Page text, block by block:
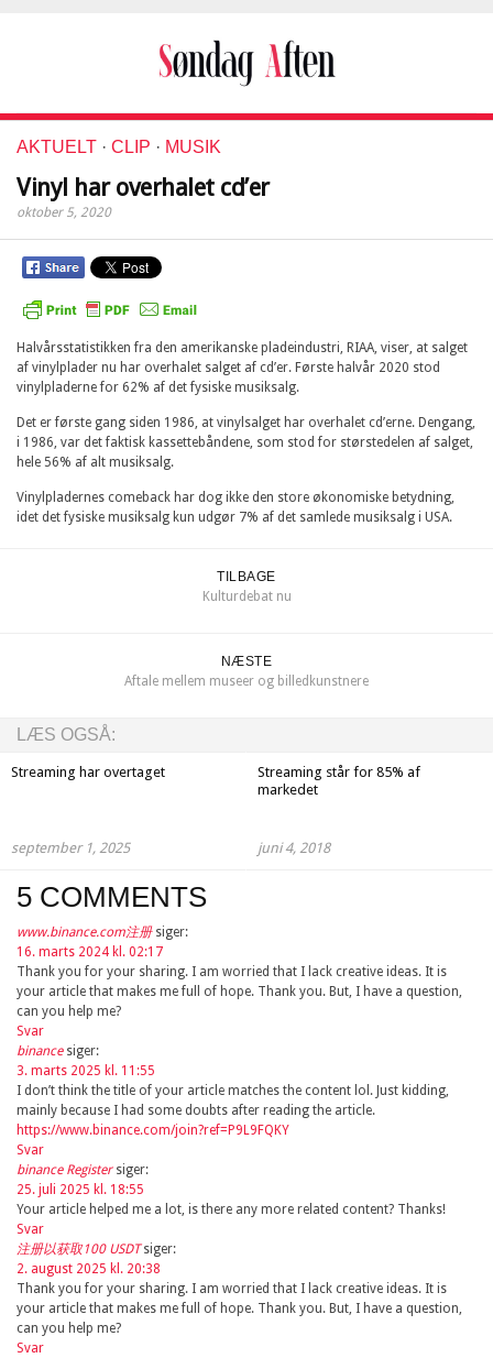
AKTUELT · CLIP · MUSIK
Vinyl har overhalet cd’er
oktober 5, 2020
Halvårsstatistikken fra den amerikanske pladeindustri, RIAA, viser, at salget
af vinylplader nu har overhalet salget af cd’er. Første halvår 2020 stod
vinylpladerne for 62% af det fysiske musiksalg.
Det er første gang siden 1986, at vinylsalget har overhalet cd’erne. Dengang,
i 1986, var det faktisk kassettebåndene, som stod for størstedelen af salget,
hele 56% af alt musiksalg.
Vinylpladernes comeback har dog ikke den store økonomiske betydning,
idet det fysiske musiksalg kun udgør 7% af det samlede musiksalg i USA.
TILBAGE
Kulturdebat nu
NÆSTE
Aftale mellem museer og billedkunstnere
LÆS OGSÅ:
Streaming har overtaget
september 1, 2025
Streaming står for 85% af
markedet
juni 4, 2018
5 COMMENTS
www.binance.com注册 siger:
16. marts 2024 kl. 02:17
Thank you for your sharing. I am worried that I lack creative ideas. It is
your article that makes me full of hope. Thank you. But, I have a question,
can you help me?
Svar
binance siger:
3. marts 2025 kl. 11:55
I don’t think the title of your article matches the content lol. Just kidding,
mainly because I had some doubts after reading the article.
https://www.binance.com/join?ref=P9L9FQKY
Svar
binance Register siger:
25. juli 2025 kl. 18:55
Your article helped me a lot, is there any more related content? Thanks!
Svar
注册以获取100 USDT siger:
2. august 2025 kl. 20:38
Thank you for your sharing. I am worried that I lack creative ideas. It is
your article that makes me full of hope. Thank you. But, I have a question,
can you help me?
Svar